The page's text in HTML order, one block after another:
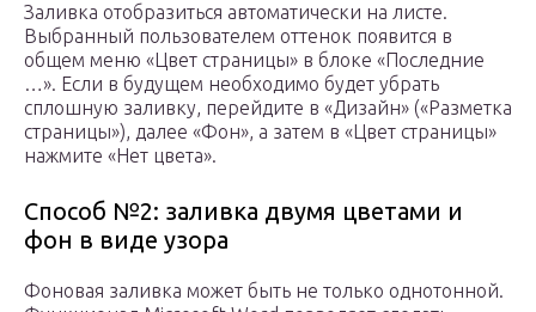
Заливка отобразиться автоматически на листе.
Выбранный пользователем оттенок появится в
общем меню «Цвет страницы» в блоке «Последние
…». Если в будущем необходимо будет убрать
сплошную заливку, перейдите в «Дизайн» («Разметка
страницы»), далее «Фон», а затем в «Цвет страницы»
нажмите «Нет цвета».
Способ №2: заливка двумя цветами и
фон в виде узора
Фоновая заливка может быть не только однотонной.